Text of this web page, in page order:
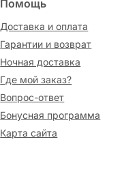
Помощь
Доставка и оплата
Гарантии и возврат
Ночная доставка
Где мой заказ?
Вопрос-ответ
Бонусная программа
Карта сайта